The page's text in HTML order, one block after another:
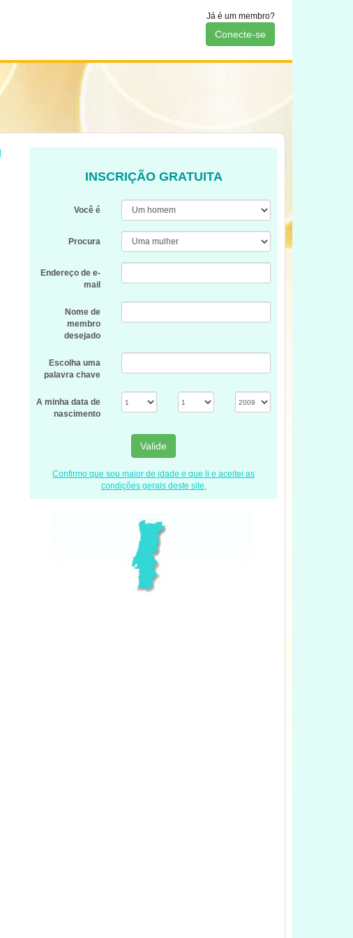
Já é um membro?
Conecte-se
INSCRIÇÃO GRATUITA
Você é
Procura
Endereço de e-
mail
Nome de
membro
desejado
Escolha uma
palavra chave
A minha data de
nascimento
Valide
Confirmo que sou maior de idade e que li e aceitei as
condições gerais deste site.